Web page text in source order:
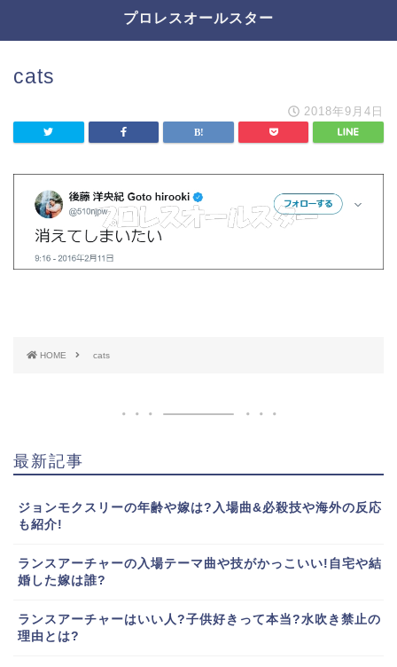
プロレスオールスター
cats
2018年9月4日
HOME cats
最新記事
ジョンモクスリーの年齢や嫁は?入場曲&必殺技や海外の反応
も紹介!
ランスアーチャーの入場テーマ曲や技がかっこいい!自宅や結
婚した嫁は誰?
ランスアーチャーはいい人?子供好きって本当?水吹き禁止の
理由とは?